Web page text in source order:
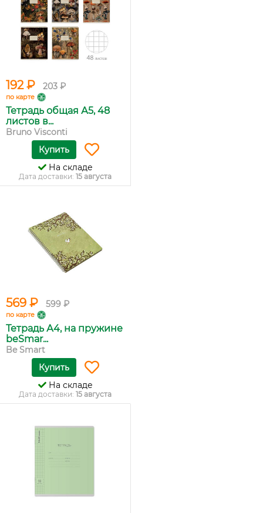
192 ₽ 203 ₽
по карте
Тетрадь общая А5, 48
листов в...
Bruno Visconti
Купить
На складе
Дата доставки: 15 августа
569 ₽ 599 ₽
по карте
Тетрадь А4, на пружине
beSmar...
Be Smart
Купить
На складе
Дата доставки: 15 августа